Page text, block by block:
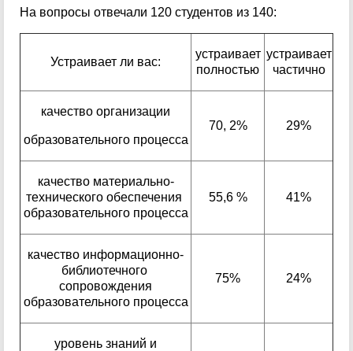
На вопросы отвечали 120 студентов из 140:
Устраивает ли вас:
устраивает
полностью
устраивает
частично
качество организации
образовательного процесса
70, 2% 29%
качество материально-
технического обеспечения
образовательного процесса
55,6 % 41%
качество информационно-
библиотечного
сопровождения
образовательного процесса
75% 24%
уровень знаний и